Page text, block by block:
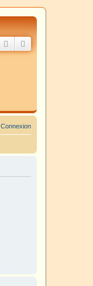
Rechercher
Connexion